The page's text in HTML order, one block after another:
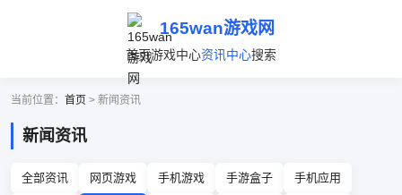
165wan游戏网
首页游戏中心资讯中心搜索
当前位置： 首页 > 新闻资讯
新闻资讯
全部资讯 网页游戏 手机游戏 手游盒子 手机应用